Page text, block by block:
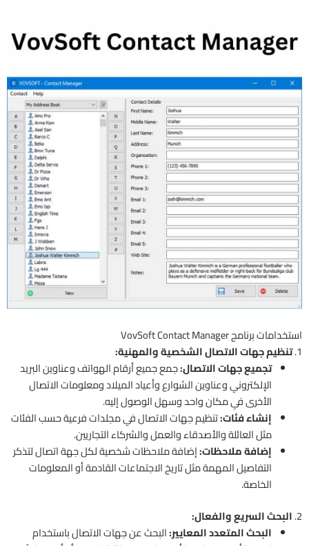
استخدامات برنامج VovSoft Contact Manager
1. تنظيم جهات الاتصال الشخصية والمهنية:
تجميع جهات الاتصال:جمع جميع أرقام الهواتف وعناوين البريد
الإلكتروني وعناوين الشوارع وأعياد الميلاد ومعلومات الاتصال
الأخرى في مكان واحد وسهل الوصول إليه.
إنشاء فئات:تنظيم جهات الاتصال في مجلدات فرعية حسب الفئات
مثل العائلة والأصدقاء والعمل والشركاء التجاريين.
إضافة ملاحظات:إضافة ملاحظات شخصية لكل جهة اتصال لتذكر
التفاصيل المهمة مثل تاريخ الاجتماعات القادمة أو المعلومات
الخاصة.
2. البحث السريع والفعال:
البحث المتعدد المعايير:البحث عن جهات الاتصال باستخدام